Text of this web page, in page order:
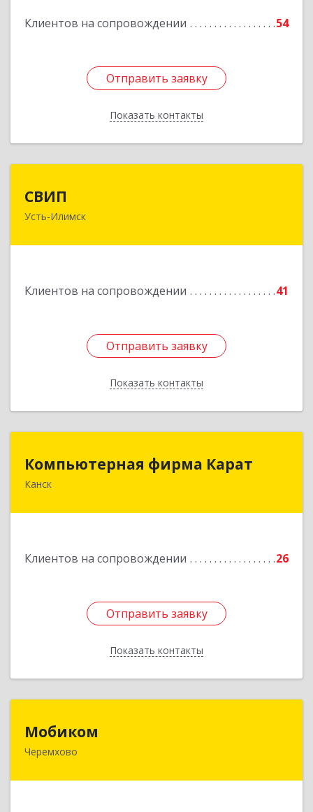
Клиентов на сопровождении 54
Отправить заявку
Показать контакты
Подробнее
Отправить заявку
Назад
СВИП
Усть-Илимск
Клиентов на сопровождении 41
Отправить заявку
Показать контакты
666685, Иркутская обл, Усть-Илимск г,
Отправить заявку
Назад
Компьютерная фирма Карат
Канск
Клиентов на сопровождении 26
Отправить заявку
Показать контакты
Компьютерная фирма Карат
Отправить заявку
Назад
Мобиком
Черемхово